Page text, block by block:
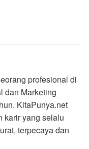
profesional di
dan Marketing
KitaPunya.net
karir yang selalu
terpecaya dan